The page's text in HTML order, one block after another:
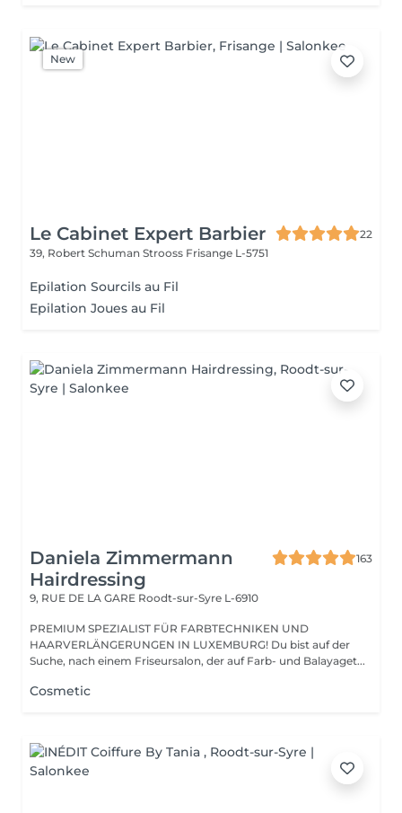
New
Le Cabinet Expert Barbier
22
39, Robert Schuman Strooss Frisange L-5751
Epilation Sourcils au Fil
Epilation Joues au Fil
Daniela Zimmermann
Hairdressing
163
9, RUE DE LA GARE Roodt-sur-Syre L-6910
PREMIUM SPEZIALIST FÜR FARBTECHNIKEN UND
HAARVERLÄNGERUNGEN IN LUXEMBURG! Du bist auf der
Suche, nach einem Friseursalon, der auf Farb- und Balayaget...
Cosmetic